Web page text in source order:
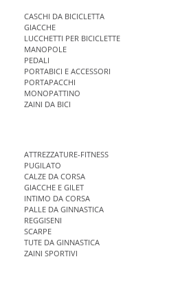
CASCHI DA BICICLETTA
GIACCHE
LUCCHETTI PER BICICLETTE
MANOPOLE
PEDALI
PORTABICI E ACCESSORI
PORTAPACCHI
MONOPATTINO
ZAINI DA BICI
ATTREZZATURE-FITNESS
PUGILATO
CALZE DA CORSA
GIACCHE E GILET
INTIMO DA CORSA
PALLE DA GINNASTICA
REGGISENI
SCARPE
TUTE DA GINNASTICA
ZAINI SPORTIVI